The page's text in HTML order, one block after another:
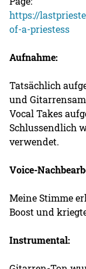
https://
of-a-priestess
Aufnahme:
Tatsächlich
und
Vocal Takes
Schlussendlich
verwendet.
Voice-
Meine Stimme
Boost und
Instrumental: